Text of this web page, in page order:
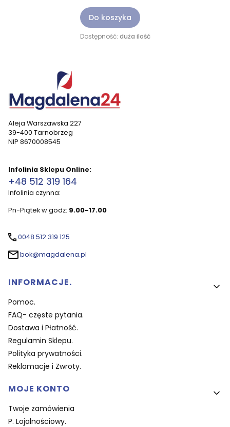
Do koszyka
Dostępność: duża ilość
Aleja Warszawska 227
39-400 Tarnobrzeg
NIP 8670008545
Infolinia Sklepu Online:
+48 512 319 164
Infolinia czynna:
Pn-Piątek w godz: 9.00-17.00
0048 512 319 125
bok@magdalena.pl
Linki w stopce
INFORMACJE.
Pomoc.
FAQ- częste pytania.
Dostawa i Płatność.
Regulamin Sklepu.
Polityka prywatności.
Reklamacje i Zwroty.
MOJE KONTO
Twoje zamówienia
P. Lojalnościowy.